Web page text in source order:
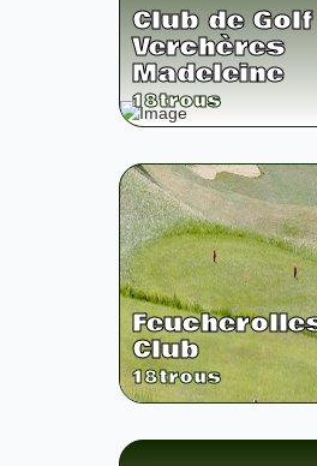
Club de Golf
Verchères
Madeleine
18trous
Club
18trous